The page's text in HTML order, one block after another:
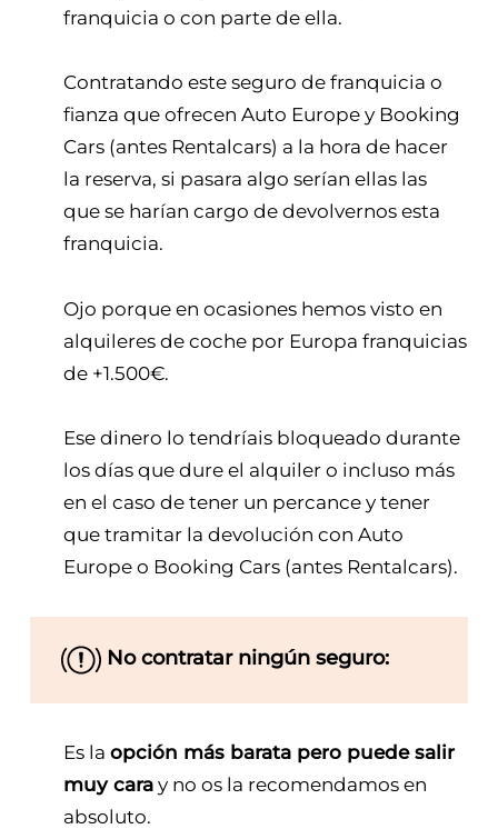
franquicia o con parte de ella.
Contratando este seguro de franquicia o
fianza que ofrecen Auto Europe y Booking
Cars (antes Rentalcars) a la hora de hacer
la reserva, si pasara algo serían ellas las
que se harían cargo de devolvernos esta
franquicia.
Ojo porque en ocasiones hemos visto en
alquileres de coche por Europa franquicias
de +1.500€.
Ese dinero lo tendríais bloqueado durante
los días que dure el alquiler o incluso más
en el caso de tener un percance y tener
que tramitar la devolución con Auto
Europe o Booking Cars (antes Rentalcars).
No contratar ningún seguro:
Es la opción más barata pero puede salir
muy caray no os la recomendamos en
absoluto.